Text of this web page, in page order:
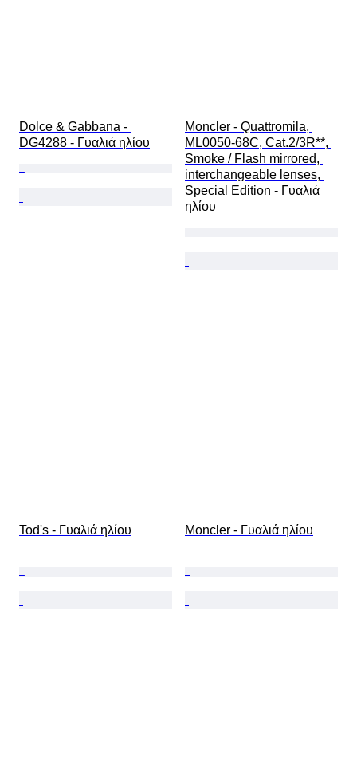
Dolce & Gabbana -
DG4288 - Γυαλιά ηλίου
Moncler - Quattromila,
ML0050-68C, Cat.2/3R**,
Smoke / Flash mirrored,
interchangeable lenses,
Special Edition - Γυαλιά
ηλίου
Tod's - Γυαλιά ηλίου Moncler - Γυαλιά ηλίου